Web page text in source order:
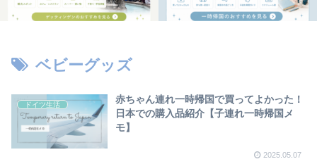
ベビーグッズ
ドイツ生活
赤ちゃん連れ一時帰国で買ってよかった！
日本での購入品紹介【子連れ一時帰国メ
モ】
2025.05.07